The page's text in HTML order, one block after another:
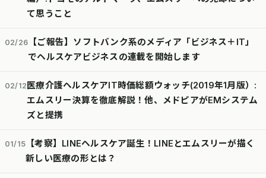
て思うこと
02/26
【ご報告】ソフトバンク系のメディア「ビジネス＋IT」
でヘルスケアビジネスの連載を開始します
02/12医療介護ヘルスケアIT時価総額ウォッチ(2019年1月版）:
エムスリー決算を徹底解説！他、メドピアがEMシステム
ズと提携
01/15
【考察】LINEヘルスケア誕生！LINEとエムスリーが描く
新しい医療の形とは？